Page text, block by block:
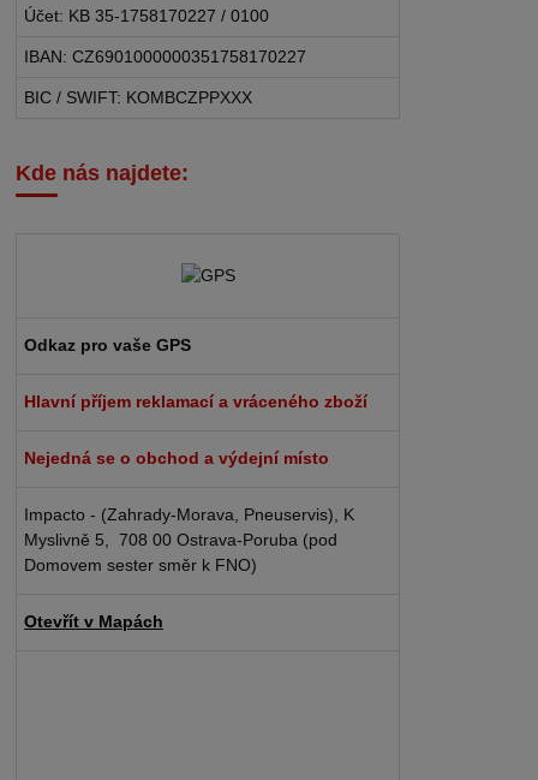
Účet: KB 35-1758170227 / 0100
IBAN: CZ6901000000351758170227
BIC / SWIFT: KOMBCZPPXXX
Kde nás najdete:
Odkaz pro vaše GPS
Hlavní příjem reklamací a vráceného zboží
Nejedná se o obchod a výdejní místo
Impacto - (Zahrady-Morava, Pneuservis), K
Myslivně 5, 708 00 Ostrava-Poruba (pod
Domovem sester směr k FNO)
Otevřít v Mapách